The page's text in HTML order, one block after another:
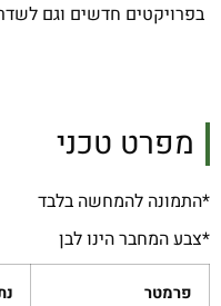
בפרויקטים חדשים וגם
מפרט טכני
*התמונה להמחשה בלבד
*צבע המחבר הינו לבן
פרמטר